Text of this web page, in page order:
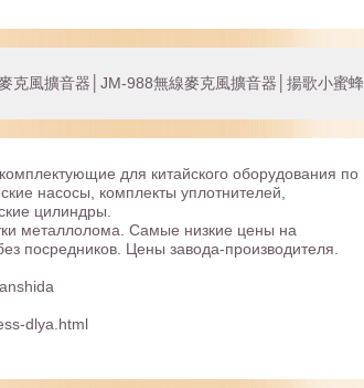
克風擴音器│JM-988無線麥克風擴音器│揚歌小蜜蜂
для китайского оборудования по
насосы, комплекты уплотнителей,
цилиндры.
металлолома. Самые низкие цены на
посредников. Цены завода-производителя.
dlya.html